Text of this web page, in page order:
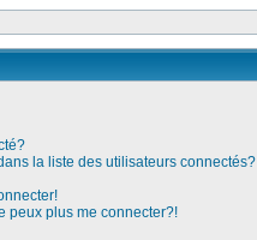
la liste des utilisateurs connectés?
peux plus me connecter?!